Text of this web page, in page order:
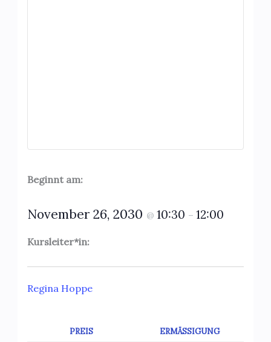
Beginnt am:
November 26, 2030 @ 10:30 – 12:00
Kursleiter*in:
Regina Hoppe
PREIS
ERMÄSSIGUNG